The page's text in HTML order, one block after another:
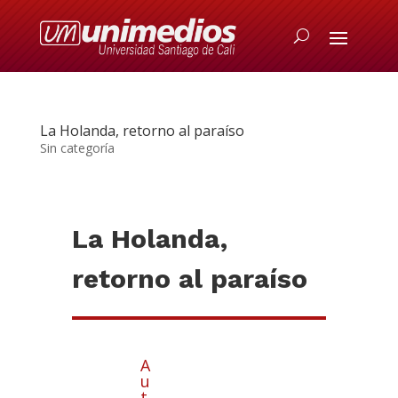
La Holanda, retorno al paraíso
Sin categoría
La Holanda,
retorno al paraíso
A
u